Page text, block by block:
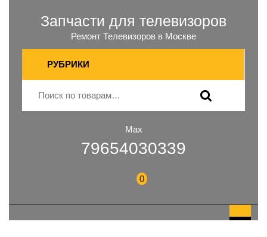
Запчасти для телевизоров
Ремонт Телевизоров в Москве
РУБРИКИ
Max
79654030339
0